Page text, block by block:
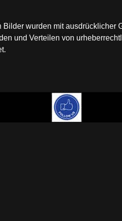
wurden mit
und Verteilen von